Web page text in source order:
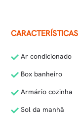
Ar condicionado
Box banheiro
Armário cozinha
Sol da manhã